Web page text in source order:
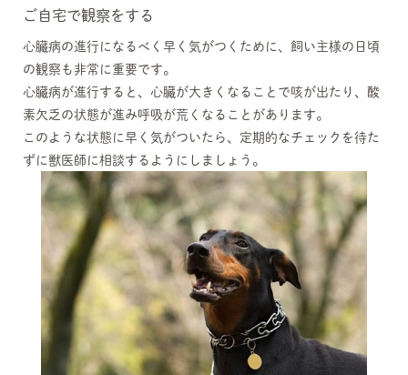
ご自宅で観察をする
心臓病の進行になるべく早く気がつくために、飼い主様の日頃
の観察も非常に重要です。
心臓病が進行すると、心臓が大きくなることで咳が出たり、酸
素欠乏の状態が進み呼吸が荒くなることがあります。
このような状態に早く気がついたら、定期的なチェックを待た
ずに獣医師に相談するようにしましょう。